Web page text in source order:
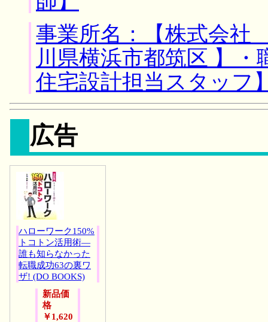
事業所名：【株式会
川県横浜市都筑区 】
住宅設計担当スタッフ
広告
ハローワーク150%
トコトン活用術―
誰も知らなかった
転職成功63の裏ワ
ザ! (DO BOOKS)
新品価
格
￥1,620